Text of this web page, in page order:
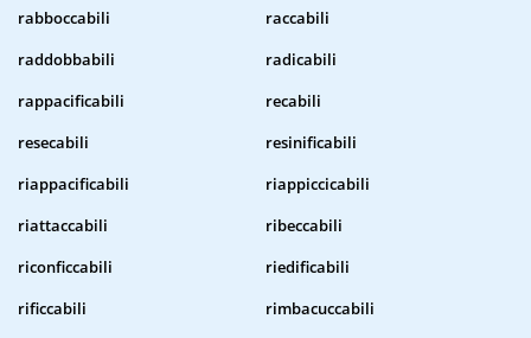
rabboccabili
raccabili
raddobbabili
radicabili
rappacificabili
recabili
resecabili
resinificabili
riappacificabili
riappiccicabili
riattaccabili
ribeccabili
riconficcabili
riedificabili
rificcabili
rimbacuccabili